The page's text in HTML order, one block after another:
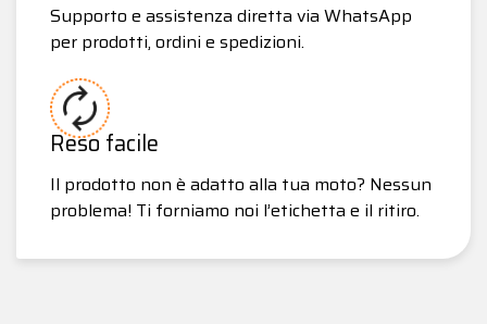
Supporto e assistenza diretta via WhatsApp
per prodotti, ordini e spedizioni.
Reso facile
Il prodotto non è adatto alla tua moto? Nessun
problema! Ti forniamo noi l’etichetta e il ritiro.